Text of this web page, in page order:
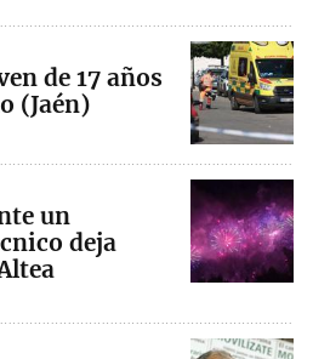
de 17 años
(Jaén)
un
deja